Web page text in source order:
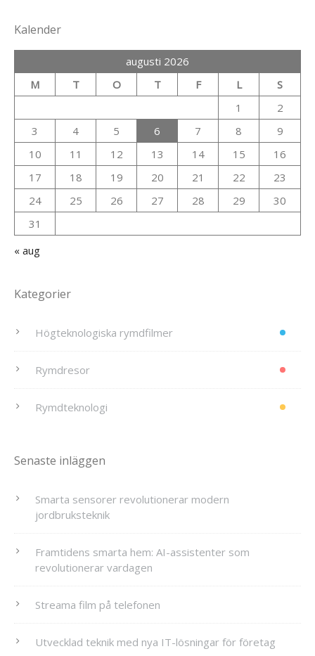
Kalender
augusti 2026
M
T O T F L
S
1
2
3
4 5 6 7 8
9
10
11 12 13 14 15
16
17
18 19 20 21 22
23
24
25 26 27 28 29
30
31
« aug
Kategorier
Högteknologiska rymdfilmer
Rymdresor
Rymdteknologi
Senaste inläggen
Smarta sensorer revolutionerar modern
jordbruksteknik
Framtidens smarta hem: AI-assistenter som
revolutionerar vardagen
Streama film på telefonen
Utvecklad teknik med nya IT-lösningar för företag